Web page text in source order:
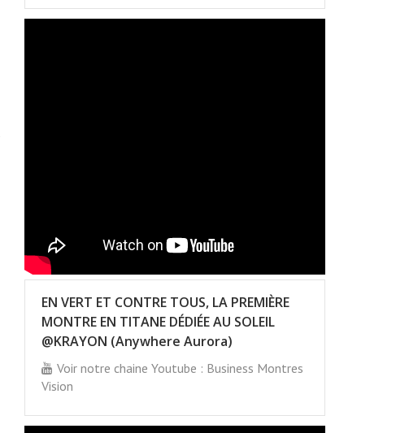
EN VERT ET CONTRE TOUS, LA PREMIÈRE
MONTRE EN TITANE DÉDIÉE AU SOLEIL
@KRAYON (Anywhere Aurora)
Voir notre chaine Youtube : Business Montres
Vision